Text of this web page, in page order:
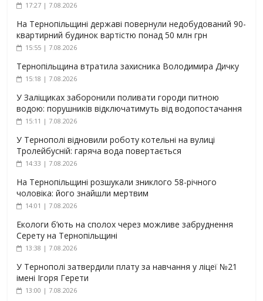
17:27 | 7.08.2026
На Тернопільщині державі повернули недобудований 90-
квартирний будинок вартістю понад 50 млн грн
15:55 | 7.08.2026
Тернопільщина втратила захисника Володимира Дичку
15:18 | 7.08.2026
У Заліщиках заборонили поливати городи питною
водою: порушників відключатимуть від водопостачання
15:11 | 7.08.2026
У Тернополі відновили роботу котельні на вулиці
Тролейбусній: гаряча вода повертається
14:33 | 7.08.2026
На Тернопільщині розшукали зниклого 58-річного
чоловіка: його знайшли мертвим
14:01 | 7.08.2026
Екологи б’ють на сполох через можливе забруднення
Серету на Тернопільщині
13:38 | 7.08.2026
У Тернополі затвердили плату за навчання у ліцеї №21
імені Ігоря Герети
13:00 | 7.08.2026